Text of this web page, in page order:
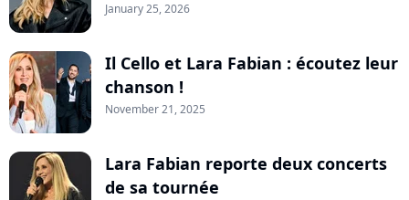
January 25, 2026
Il Cello et Lara Fabian : écoutez leur
chanson !
November 21, 2025
Lara Fabian reporte deux concerts
de sa tournée